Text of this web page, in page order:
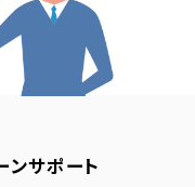
ンサポート